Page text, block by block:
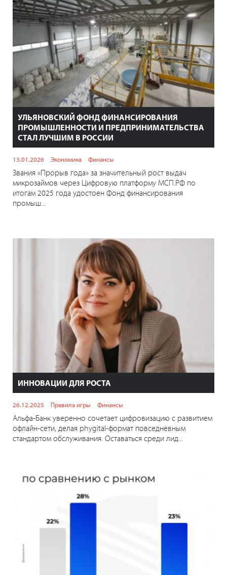
УЛЬЯНОВСКИЙ ФОНД ФИНАНСИРОВАНИЯ
ПРОМЫШЛЕННОСТИ И ПРЕДПРИНИМАТЕЛЬСТВА
СТАЛ ЛУЧШИМ В РОССИИ
13.01.2026 Экономика Финансы
Звания «Прорыв года» за значительный рост выдач
микрозаймов через Цифровую платформу МСП.РФ по
итогам 2025 года удостоен Фонд финансирования
промыш...
ИННОВАЦИИ ДЛЯ РОСТА
26.12.2025 Правила игры Финансы
Альфа-Банк уверенно сочетает цифровизацию с развитием
офлайн-сети, делая phygital-формат повседневным
стандартом обслуживания. Оставаться среди лид...